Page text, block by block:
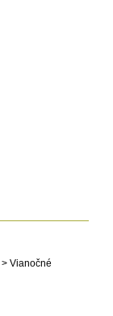
> Vianočné